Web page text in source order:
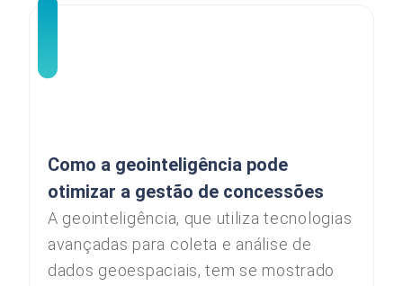
Como a geointeligência pode
otimizar a gestão de concessões
A geointeligência, que utiliza tecnologias
avançadas para coleta e análise de
dados geoespaciais, tem se mostrado